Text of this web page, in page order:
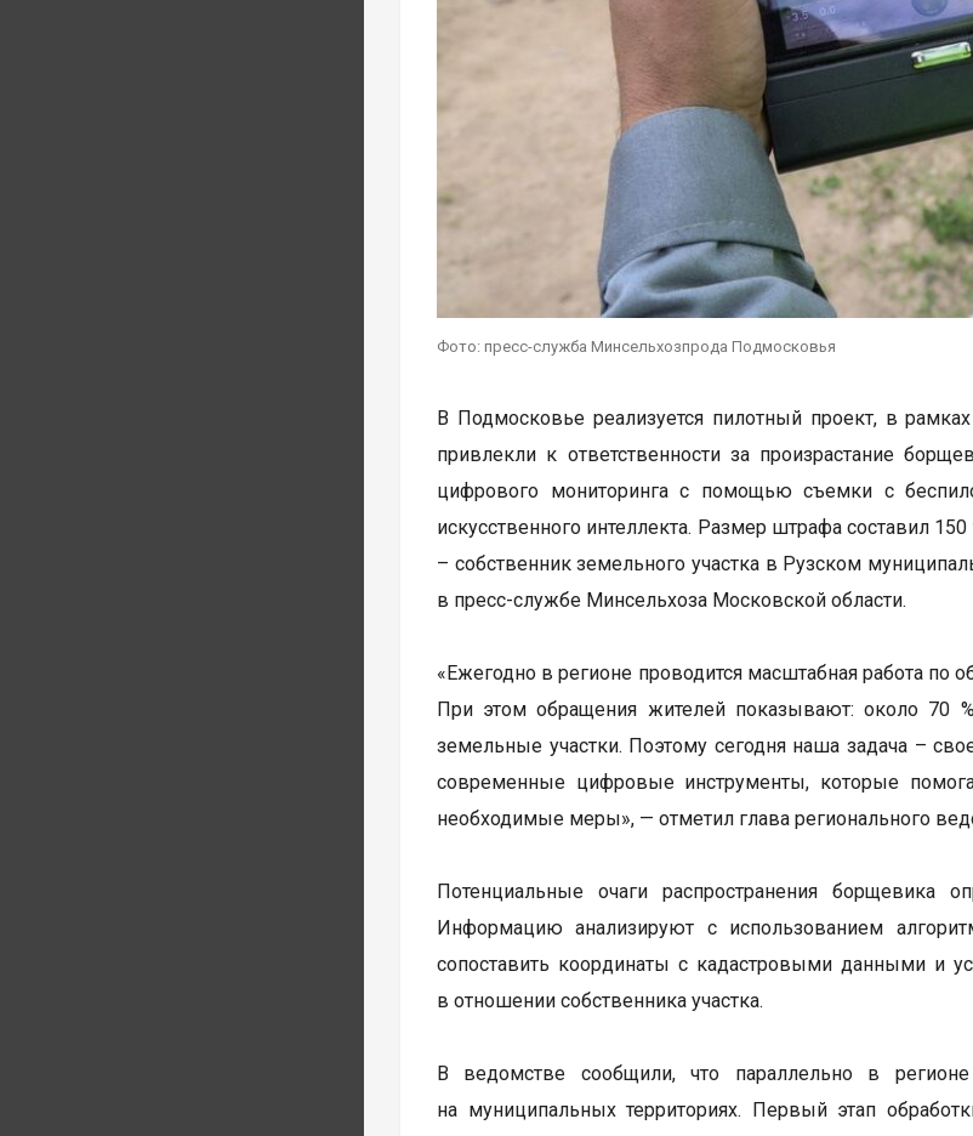
Фото: пресс-служба Минсельхозпрода Подмосковья
В Подмосковье реализуется пилотный проект, в
привлекли к ответственности за произрастание
цифрового мониторинга с помощью съемки с
искусственного интеллекта. Размер штрафа составил
– собственник земельного участка в Рузском
в пресс-службе Минсельхоза Московской области.
«Ежегодно в регионе проводится масштабная работа по
При этом обращения жителей показывают: около 70
земельные участки. Поэтому сегодня наша задача –
современные цифровые инструменты, которые
необходимые меры», — отметил глава регионального
Потенциальные очаги распространения борщевика
Информацию анализируют с использованием
сопоставить координаты с кадастровыми данными и
в отношении собственника участка.
В ведомстве сообщили, что параллельно в
на муниципальных территориях. Первый этап